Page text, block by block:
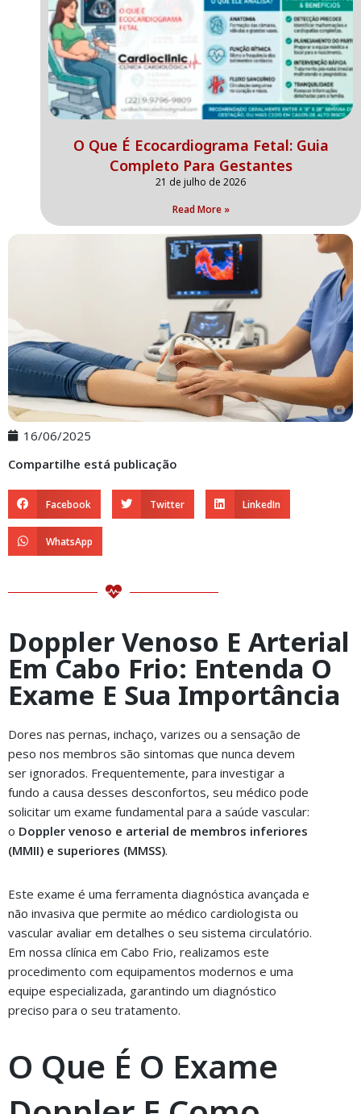
16/06/2025
Compartilhe está publicação
Facebook Twitter LinkedIn
WhatsApp
Doppler Venoso E Arterial
Em Cabo Frio: Entenda O
Exame E Sua Importância
Dores nas pernas, inchaço, varizes ou a sensação de
peso nos membros são sintomas que nunca devem
ser ignorados. Frequentemente, para investigar a
fundo a causa desses desconfortos, seu médico pode
solicitar um exame fundamental para a saúde vascular:
o Doppler venoso e arterial de membros inferiores
(MMII) e superiores (MMSS).
Este exame é uma ferramenta diagnóstica avançada e
não invasiva que permite ao médico cardiologista ou
vascular avaliar em detalhes o seu sistema circulatório.
Em nossa clínica em Cabo Frio, realizamos este
procedimento com equipamentos modernos e uma
equipe especializada, garantindo um diagnóstico
preciso para o seu tratamento.
O Que É O Exame
O Que É Ecocardiograma Fetal: Guia
Completo Para Gestantes
21 de julho de 2026
Read More »